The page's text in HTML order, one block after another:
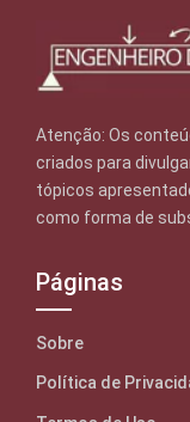
Atenção: Os
criados para
tópicos
como forma de
Páginas
Sobre
Política de